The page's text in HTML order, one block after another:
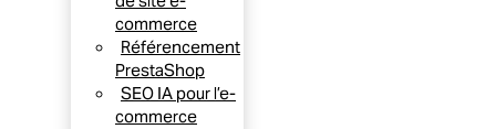
commerce
Référencement
PrestaShop
SEO IA pour l’e-
commerce